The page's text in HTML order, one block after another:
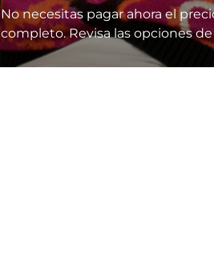
No necesitas pagar ahora el
completo. Revisa las opciones